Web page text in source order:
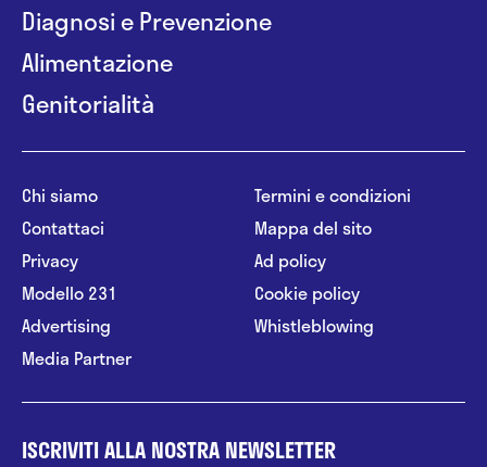
Diagnosi e Prevenzione
Alimentazione
Genitorialità
Chi siamo
Contattaci
Privacy
Modello 231
Advertising
Media Partner
Termini e condizioni
Mappa del sito
Ad policy
Cookie policy
Whistleblowing
ISCRIVITI ALLA NOSTRA NEWSLETTER